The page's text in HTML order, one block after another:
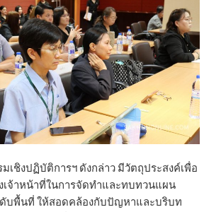
เชิงปฏิบัติการฯ ดังกล่าว มีวัตถุประสงค์เพื่อ
เจ้าหน้าที่ในการจัดทำและทบทวนแผน
บพื้นที่ ให้สอดคล้องกับปัญหาและบริบท